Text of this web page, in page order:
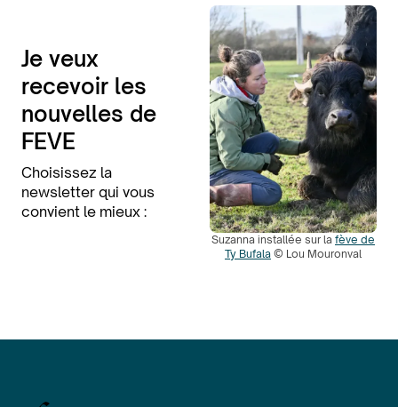
Je veux
recevoir les
nouvelles de
FEVE
Choisissez la
newsletter qui vous
convient le mieux :
Suzanna installée sur la fève de
Ty Bufala © Lou Mouronval